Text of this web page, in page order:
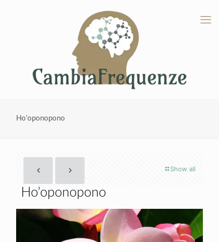
Ho’oponopono
Show all
Ho’oponopono